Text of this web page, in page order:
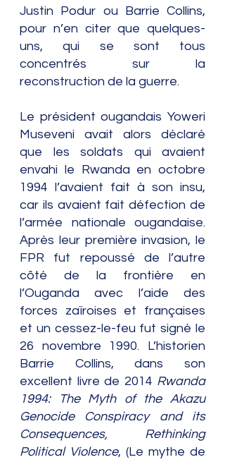
Justin Podur ou Barrie Collins,
pour n’en citer que quelques-
uns, qui se sont tous
concentrés sur la
reconstruction de la guerre.
Le président ougandais Yoweri
Museveni avait alors déclaré
que les soldats qui avaient
envahi le Rwanda en octobre
1994 l’avaient fait à son insu,
car ils avaient fait défection de
l’armée nationale ougandaise.
Après leur première invasion, le
FPR fut repoussé de l’autre
côté de la frontière en
l’Ouganda avec l’aide des
forces zaïroises et françaises
et un cessez-le-feu fut signé le
26 novembre 1990. L’historien
Barrie Collins, dans son
excellent livre de 2014 Rwanda
1994: The Myth of the Akazu
Genocide Conspiracy and its
Consequences, Rethinking
Political Violence, (Le mythe de